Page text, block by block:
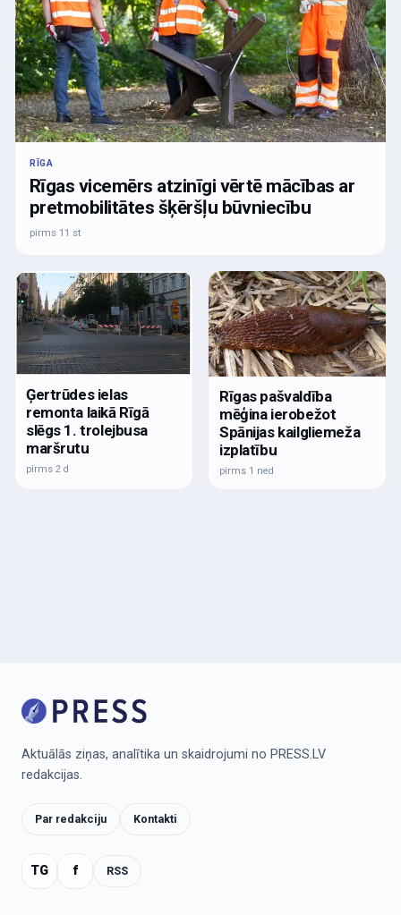
RĪGA
Rīgas vicemērs atzinīgi vērtē mācības ar
pretmobilitātes šķēršļu būvniecību
pirms 11 st
Ģertrūdes ielas
remonta laikā Rīgā
slēgs 1. trolejbusa
maršrutu
pirms 2 d
Rīgas pašvaldība
mēģina ierobežot
Spānijas kailgliemeža
izplatību
pirms 1 ned
Aktuālās ziņas, analītika un skaidrojumi no PRESS.LV
redakcijas.
Par redakciju Kontakti
TG f RSS